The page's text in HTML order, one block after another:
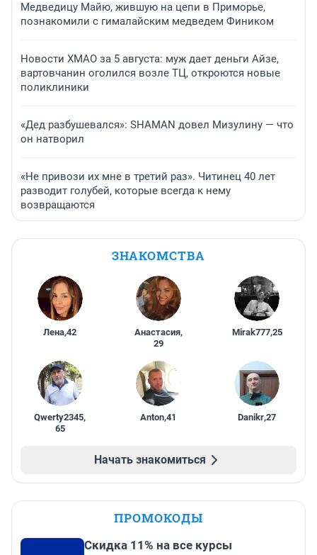
Медведицу Майю, жившую на цепи в Приморье,
познакомили с гималайским медведем Фиником
Новости ХМАО за 5 августа: муж дает деньги Айзе,
вартовчанин оголился возле ТЦ, откроются новые
поликлиники
«Дед разбушевался»: SHAMAN довел Мизулину — что
он натворил
«Не привози их мне в третий раз». Читинец 40 лет
разводит голубей, которые всегда к нему
возвращаются
ЗНАКОМСТВА
Лена,42 Анастасия,
29
Mirak777,25
Qwerty2345,
65
Anton,41 Danikr,27
Начать знакомиться
ПРОМОКОДЫ
Скидка 11% на все курсы